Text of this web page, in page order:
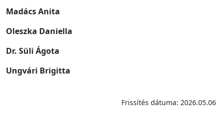
Madács Anita
Oleszka Daniella
Dr. Süli Ágota
Ungvári Brigitta
Frissítés dátuma: 2026.05.06